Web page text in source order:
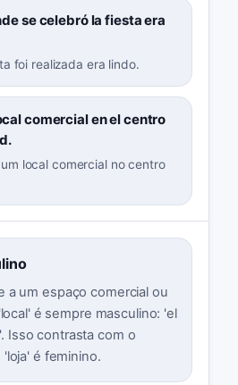
se celebró la fiesta era
foi realizada era lindo.
comercial en el centro
local comercial no centro
a um espaço comercial ou
é sempre masculino: 'el
Isso contrasta com o
é feminino.